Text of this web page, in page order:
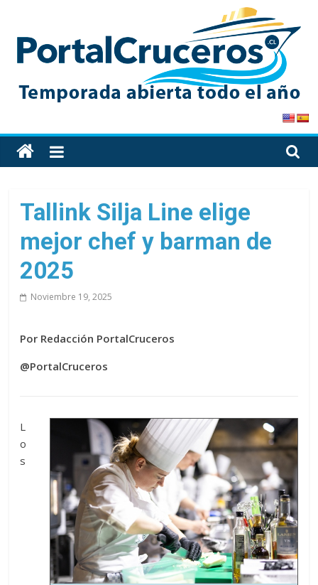
content
PortalCruceros
Toda
la
de
cruceros
en
un
solo
Tallink Silja Line elige
mejor chef y barman de
2025
Noviembre 19, 2025
Por Redacción PortalCruceros
@PortalCruceros
L
o
s